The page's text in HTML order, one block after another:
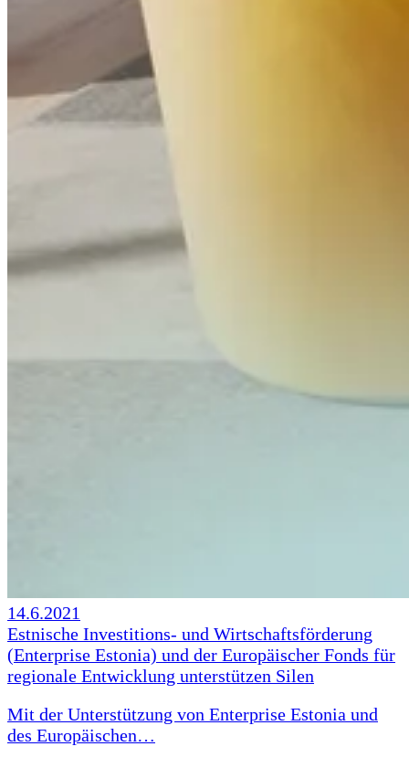
14.6.2021
Estnische Investitions- und Wirtschaftsförderung
(Enterprise Estonia) und der Europäischer Fonds für
regionale Entwicklung unterstützen Silen
Mit der Unterstützung von Enterprise Estonia und
des Europäischen…